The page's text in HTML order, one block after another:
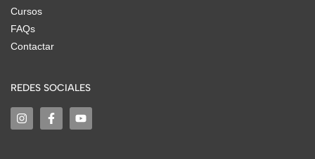
Cursos
FAQs
Contactar
REDES SOCIALES